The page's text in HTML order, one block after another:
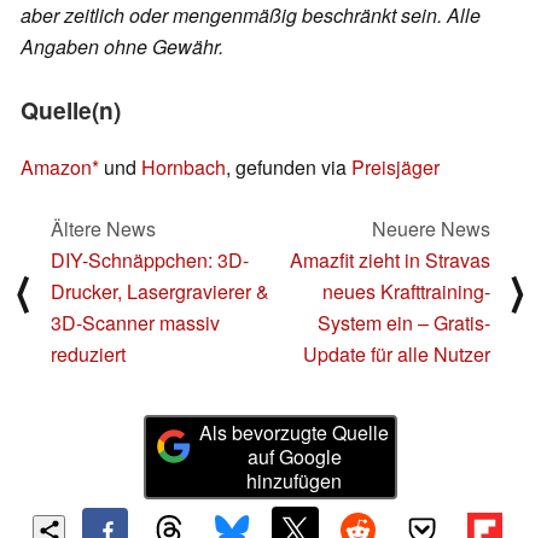
aber zeitlich oder mengenmäßig beschränkt sein. Alle
Angaben ohne Gewähr.
Quelle(n)
Amazon und Hornbach, gefunden via Preisjäger
⟨
Ältere News
DIY-Schnäppchen: 3D-
Drucker, Lasergravierer &
3D-Scanner massiv
reduziert
Neuere News
Amazfit zieht in Stravas
neues Krafttraining-
System ein – Gratis-
Update für alle Nutzer
⟩
Als bevorzugte Quelle
auf Google
hinzufügen